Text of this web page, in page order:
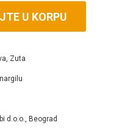
U KORPU
Zuta
d.o.o., Beograd